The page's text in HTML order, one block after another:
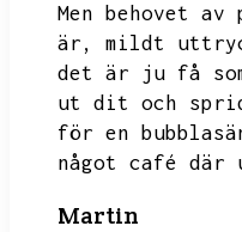
Men behovet
är,
mildt
det är ju få
ut dit och
för en
något café där
Martin